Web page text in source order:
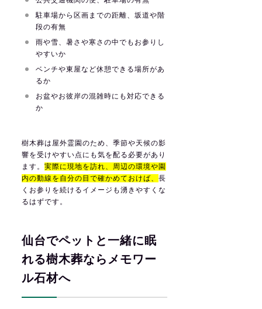
駐車場から区画までの距離、坂道や階
段の有無
雨や雪、暑さや寒さの中でもお参りし
やすいか
ベンチや東屋など休憩できる場所があ
るか
お盆やお彼岸の混雑時にも対応できる
か
樹木葬は屋外霊園のため、季節や天候の影
響を受けやすい点にも気を配る必要があり
ます。実際に現地を訪れ、周辺の環境や園
内の動線を自分の目で確かめておけば、 長
くお参りを続けるイメージも湧きやすくな
るはずです。
仙台でペットと一緒に眠
れる樹木葬ならメモワー
ル石材へ